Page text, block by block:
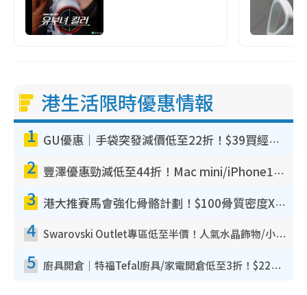
港生活限時優惠情報
1 GU優惠｜手袋突發減價低至22折！$39買經典波士頓包/餃子袋！飾物同步減價$29起！
2 豐澤優惠勁減低至44折！Mac mini/iPhone17Pro大減價！廚房家電$220起
3 港大推賽馬會強化骨骼計劃！$100骨質密度X光檢查 完成免費運動訓練送超市禮券！附參加資格
4 Swarovski Outlet專區低至半價！人氣水晶飾物/小擺設$138起！迪士尼款/水晶高跟鞋都有平
5 廚具開倉｜特福Tefal廚具/家電開倉低至3折！$220起買平底鍋/炒鑊/湯煲！電飯煲/吸塵機/燙斗$418起